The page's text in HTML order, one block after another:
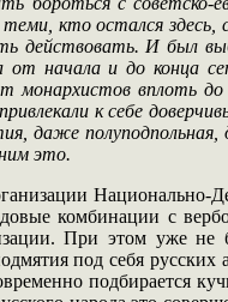
кто остался здесь,
действовать. И был
начала и до конца
от монархистов вплоть
к себе
даже полуподпольная,
это.
комбинации с
При этом уже не
под себя русских
подбирается